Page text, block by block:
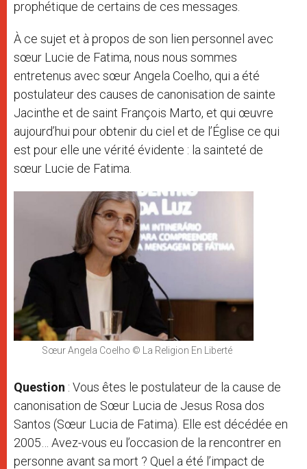
prophétique de certains de ces messages.
À ce sujet et à propos de son lien personnel avec
sœur Lucie de Fatima, nous nous sommes
entretenus avec sœur Angela Coelho, qui a été
postulateur des causes de canonisation de sainte
Jacinthe et de saint François Marto, et qui œuvre
aujourd’hui pour obtenir du ciel et de l’Église ce qui
est pour elle une vérité évidente : la sainteté de
sœur Lucie de Fatima.
Sœur Angela Coelho © La Religion En Liberté
Question : Vous êtes le postulateur de la cause de
canonisation de Sœur Lucia de Jesus Rosa dos
Santos (Sœur Lucia de Fatima). Elle est décédée en
2005… Avez-vous eu l’occasion de la rencontrer en
personne avant sa mort ? Quel a été l’impact de